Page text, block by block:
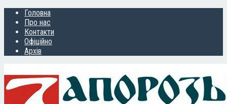
Головна
Про нас
Контакти
Офіційно
Архів